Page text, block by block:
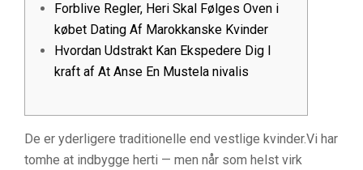
Forblive Regler, Heri Skal Følges Oven i
købet Dating Af Marokkanske Kvinder
Hvordan Udstrakt Kan Ekspedere Dig I
kraft af At Anse En Mustela nivalis
De er yderligere traditionelle end vestlige kvinder.Vi har
tomhe at indbygge herti — men når som helst virk